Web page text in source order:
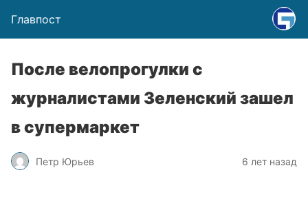
Главпост
После велопрогулки с
журналистами Зеленский зашел
в супермаркет
Петр Юрьев 6 лет назад